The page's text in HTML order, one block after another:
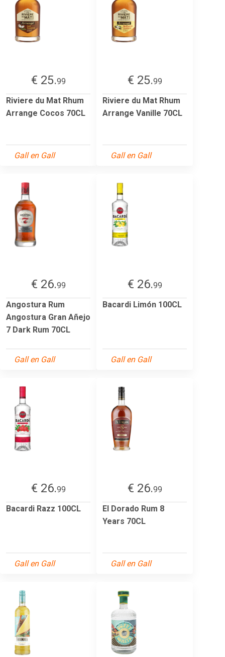
€ 25.99
Riviere du Mat Rhum
Arrange Cocos 70CL
Gall en Gall
€ 25.99
Riviere du Mat Rhum
Arrange Vanille 70CL
Gall en Gall
€ 26.99
Angostura Rum
Angostura Gran Añejo
7 Dark Rum 70CL
Gall en Gall
€ 26.99
Bacardi Limón 100CL
Gall en Gall
€ 26.99
Bacardi Razz 100CL
Gall en Gall
€ 26.99
El Dorado Rum 8
Years 70CL
Gall en Gall